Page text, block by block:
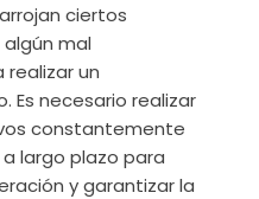
ciertos
mal
realizar un
Es necesario realizar
constantemente
largo plazo para
y garantizar la